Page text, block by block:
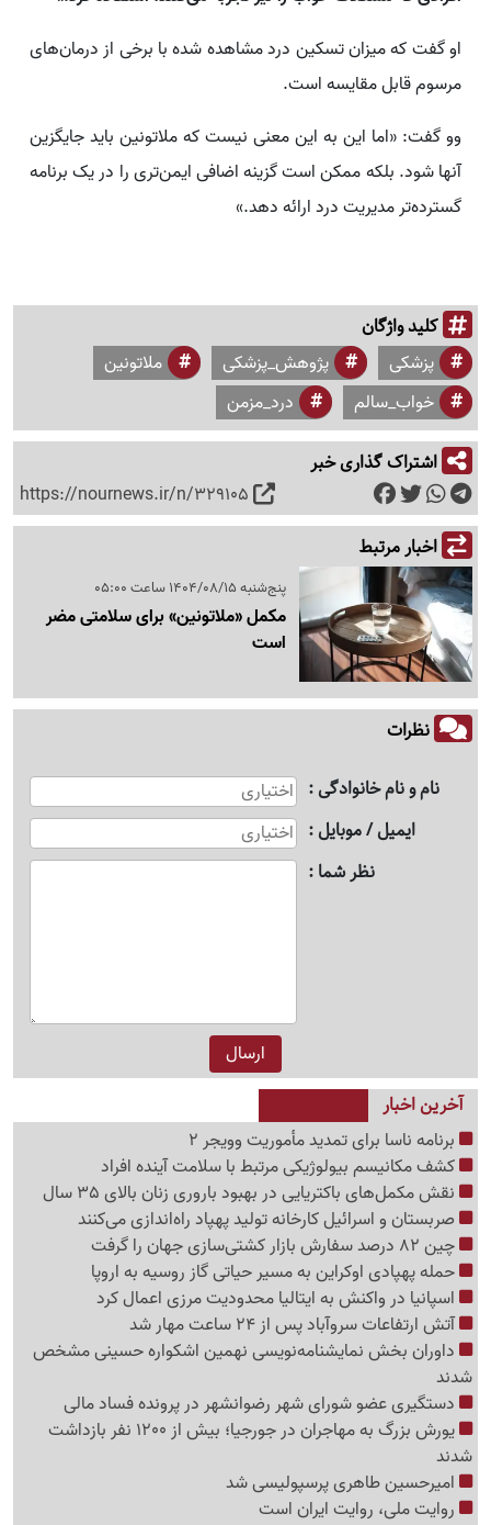
او گفت که میزان تسکین درد مشاهده شده با برخی از درمان‌های
مرسوم قابل مقایسه است.
وو گفت: «اما این به این معنی نیست که ملاتونین باید جایگزین
آنها شود. بلکه ممکن است گزینه اضافی ایمن‌تری را در یک برنامه
گسترده‌تر مدیریت درد ارائه دهد.»
کلید واژگان
پزشکی پژوهش_پزشکی
ملاتونین
خواب_سالم
درد_مزمن
اشتراک گذاری خبر
https://nournews.ir/n/329105
اخبار مرتبط
پنج‌شنبه 1404/08/15 ساعت 05:00
مکمل «ملاتونین» برای سلامتی مضر
است
نظرات
نام و نام خانوادگی
ایمیل / موبایل
نظر شما
آخرین اخبار
برنامه ناسا برای تمدید مأموریت وویجر 2
کشف مکانیسم بیولوژیکی مرتبط با سلامت آینده افراد
نقش مکمل‌های باکتریایی در بهبود باروری زنان بالای 35 سال
صربستان و اسرائیل کارخانه تولید پهپاد راه‌اندازی می‌کنند
چین 82 درصد سفارش بازار کشتی‌سازی جهان را گرفت
حمله پهپادی اوکراین به مسیر حیاتی گاز روسیه به اروپا
اسپانیا در واکنش به ایتالیا محدودیت مرزی اعمال کرد
آتش ارتفاعات سروآباد پس از 24 ساعت مهار شد
داوران بخش نمایشنامه‌نویسی نهمین اشکواره حسینی مشخص
شدند
دستگیری عضو شورای شهر رضوانشهر در پرونده فساد مالی
یورش بزرگ به مهاجران در جورجیا؛ بیش از 1200 نفر بازداشت
شدند
امیرحسین طاهری پرسپولیسی شد
روایت ملی، روایت ایران است